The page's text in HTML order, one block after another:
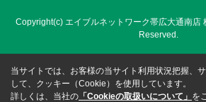
Copyright(c) エイブルネットワーク帯広大通南店
Reserved.
当サイトでは、お客様の当サイト利用状況把握、
して、クッキー（Cookie）を使用しています。
詳しくは、当社の 「Cookieの取扱いについて」 を